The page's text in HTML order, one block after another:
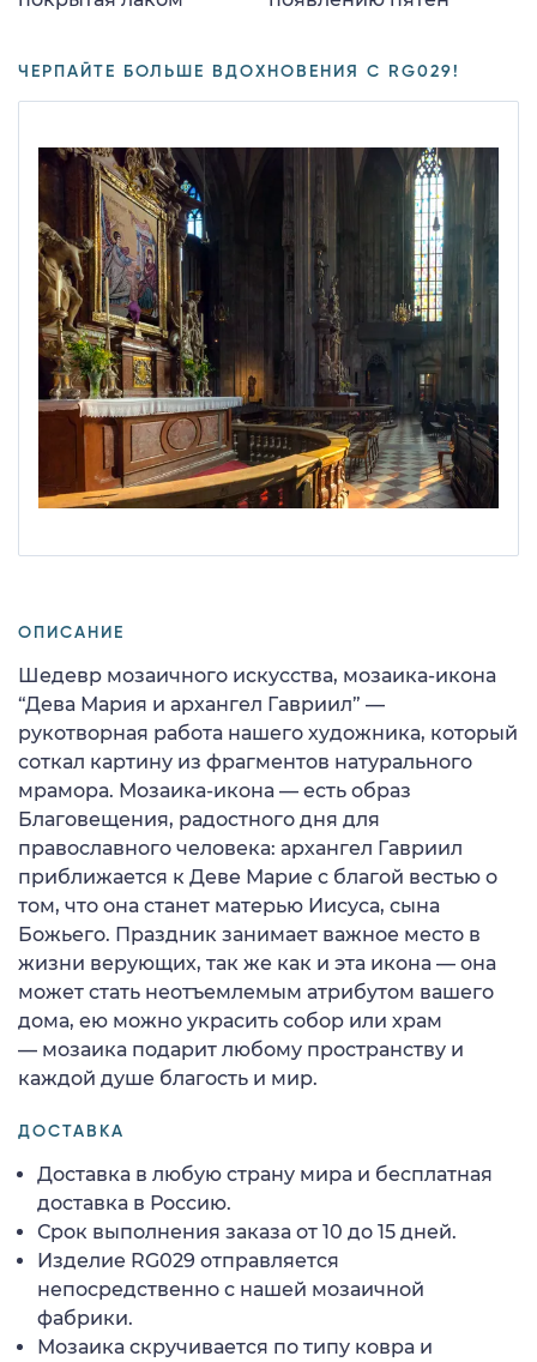
ЧЕРПАЙТЕ БОЛЬШЕ ВДОХНОВЕНИЯ С RG029!
ОПИСАНИЕ
Шедевр мозаичного искусства, мозаика-икона
“Дева Мария и архангел Гавриил” —
рукотворная работа нашего художника, который
соткал картину из фрагментов натурального
мрамора. Мозаика-икона — есть образ
Благовещения, радостного дня для
православного человека: архангел Гавриил
приближается к Деве Марие с благой вестью о
том, что она станет матерью Иисуса, сына
Божьего. Праздник занимает важное место в
жизни верующих, так же как и эта икона — она
может стать неотъемлемым атрибутом вашего
дома, ею можно украсить собор или храм
— мозаика подарит любому пространству и
каждой душе благость и мир.
ДОСТАВКА
Доставка в любую страну мира и бесплатная
доставка в Россию.
Срок выполнения заказа от 10 до 15 дней.
Изделие RG029 отправляется
непосредственно с нашей мозаичной
фабрики.
Мозаика скручивается по типу ковра и